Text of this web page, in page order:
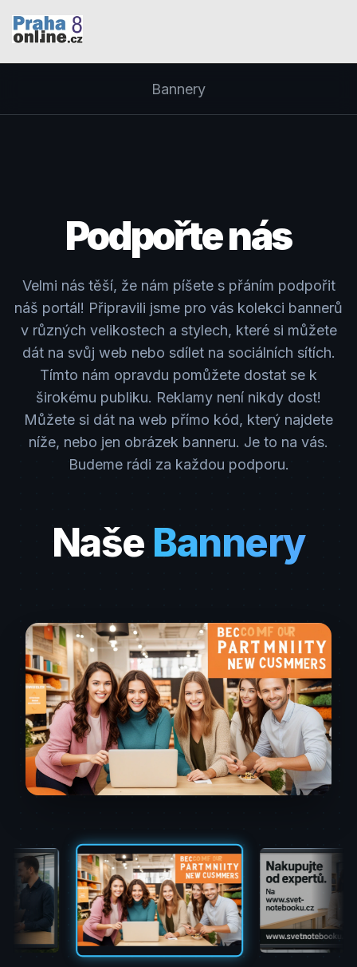
Bannery
Podpořtenás
Velmi nás těší, že nám píšete s přáním podpořit
náš portál! Připravili jsme pro vás kolekci bannerů
v různých velikostech a stylech, které si můžete
dát na svůj web nebo sdílet na sociálních sítích.
Tímto nám opravdu pomůžete dostat se k
širokému publiku. Reklamy není nikdy dost!
Můžete si dát na web přímo kód, který najdete
níže, nebo jen obrázek banneru. Je to na vás.
Budeme rádi za každou podporu.
Naše Bannery